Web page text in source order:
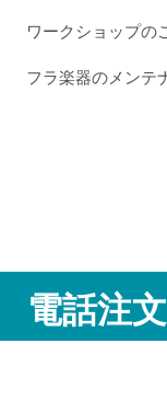
ワークショップの
フラ楽器のメンテ
電話注文